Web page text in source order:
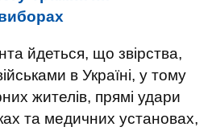
йдеться, що звірства,
в Україні, у тому
жителів, прямі удари
та медичних установах,